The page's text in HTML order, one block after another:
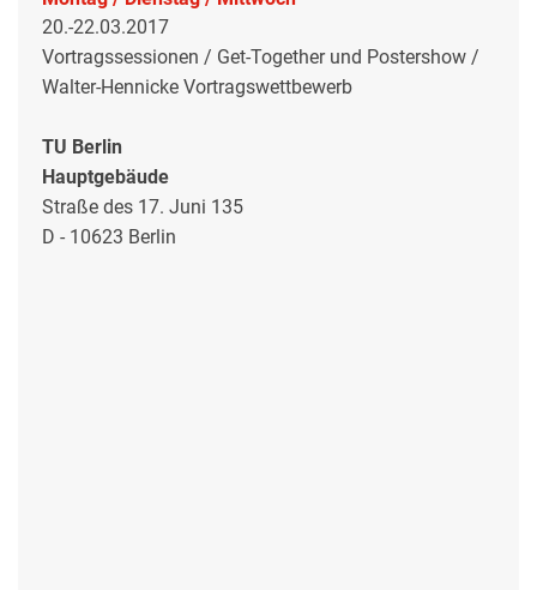
20.-22.03.2017
Vortragssessionen / Get-Together und Postershow /
Walter-Hennicke Vortragswettbewerb
TU Berlin
Hauptgebäude
Straße des 17. Juni 135
D - 10623 Berlin